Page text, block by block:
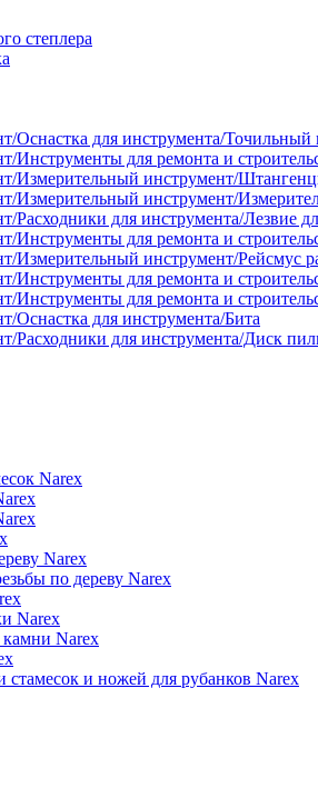
степлера
Оснастка для инструмента/Точильный
Инструменты для ремонта и
Измерительный инструмент/
Измерительный инструмент/
Расходники для инструмента/Лезвие
Инструменты для ремонта и
Измерительный инструмент/Рейсмус
Инструменты для ремонта и
Инструменты для ремонта и
Оснастка для инструмента/Бита
Расходники для инструмента/Диск
Narex
Narex
по дереву Narex
Narex
Narex
стамесок и ножей для рубанков Narex